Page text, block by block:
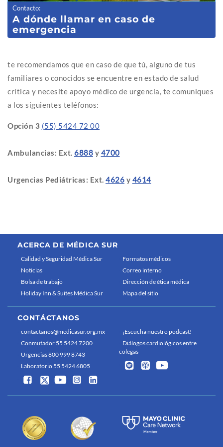
Contacto:
A dónde llamar en caso de
emergencia
te recomendamos que en caso de que tú, alguno de tus
familiares o conocidos se encuentre en estado de salud
crítica y necesite apoyo médico de urgencia, te comuniques
a los siguientes teléfonos:
Opción 3 (55) 5424 72 00
Ambulancias: Ext. 6888 y 4700
Urgencias Pediátricas: Ext. 4626 y 4614
ACERCA DE MÉDICA SUR
Calidad y Seguridad Médica Sur
Noticias
Bolsa de trabajo
Holiday Inn & Suites Médica Sur
Formatos médicos
Correo interno
Dirección de ética médica
Mapa del sitio
CONTÁCTANOS
contactanos@medicasur.org.mx
Conmutador 55 5424 7200
Urgencias 800 999 8743
Laboratorio 55 5424 6805
¡Escucha nuestro podcast!
Diálogos cardiológicos entre
colegas